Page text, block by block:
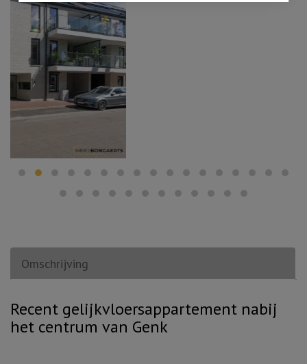
Omschrijving
Omschrijving
Recent gelijkvloersappartement nabij
het centrum van Genk